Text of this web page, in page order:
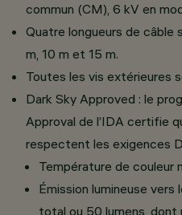
commun (CM), 6 kV en
Quatre longueurs de câble
m, 10 m et 15 m.
Toutes les vis extérieures
Dark Sky Approved : le
Approval de l’IDA certifie
respectent les exigences
Température de couleur
Émission lumineuse
total ou 50 lumens, dont